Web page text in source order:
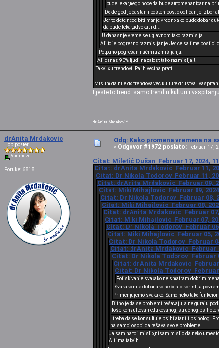
bude lekar,nego hoce da bude automehanicar na
Dokle god je častan i pošten posao odličan je izbor
Jer to dete nece biti manje vredno ako bude dobar
da bude lekar,advokat itd...
U danasnje vreme se uglavnom tako razmislja.
Ali to je pogresno razmisljanje.Jer ce sa time postici
Potpuno pogrešan način razmišljanja.
Ali danas 90% ljudi nazalost tako razmislja!!!!
Takvi su trendovi. Pa ih većina prati.
Mislim da nije do trendova vec kulture drustva i
I jeste to trend, samo trend u kulturi i
dr Anita Mrdaković
drAnita Mrdakovic
Top poster
Van mreže
Poruke: 6818
Odg: Kako promena vremena na
« Odgovor #1972 poslato: Februar 17,
Citat: Miletić Dušan Februar 17, 2024,
Citat: drAnita Mrdakovic Februar 11,
Citat: Dr Nikola Todorov Februar 11,
Citat: drAnita Mrdakovic Februar 09,
Citat: Miki Mihajlovic Februar 09,
Citat: Dr Nikola Todorov Februar 08,
Citat: Miki Mihajlovic Februar 08,
Citat: drAnita Mrdakovic Februar 07,
Citat: Miki Mihajlovic Februar 07,
Citat: Dr Nikola Todorov Februar
Citat: Miki Mihajlovic Februar 05,
Citat: Dr Nikola Todorov Februar
Citat: drAnita Mrdakovic Februar
Citat: Dr Nikola Todorov Februar
Citat: drAnita Mrdakovic Februar
Citat: Dr Nikola Todorov Februar
Potiskivanje svakako ne smatram dobrim
Svakako nije dobar ako se često koristi, a
Primenjujemo svakako. Samo neko tako
Bitno je da se problemi rešavaju, a ne guraju
loše konsultovali edukovanog, stručnog
I treba da se konsultuje psihijatar ili psiholog.
na samoj osobi da rešava svoje probleme.
Ja sam na to i mislio,nisam mislio da neko
Ali ima takvih.